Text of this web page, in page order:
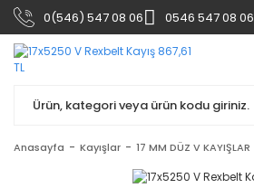
0(546) 547 08 06 0546 547 08 06
Anasayfa Kayışlar 17 MM DÜZ V KAYIŞLAR